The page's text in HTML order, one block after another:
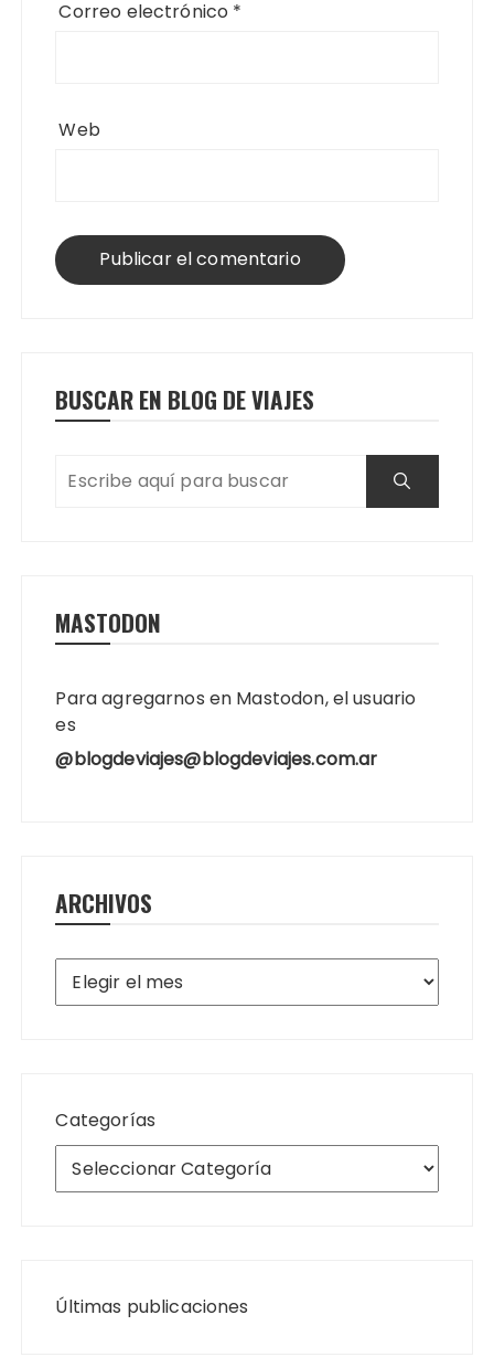
Correo electrónico *
Web
BUSCAR EN BLOG DE VIAJES
MASTODON
Para agregarnos en Mastodon, el usuario
es
@blogdeviajes@blogdeviajes.com.ar
ARCHIVOS
Archivos
Categorías
Últimas publicaciones